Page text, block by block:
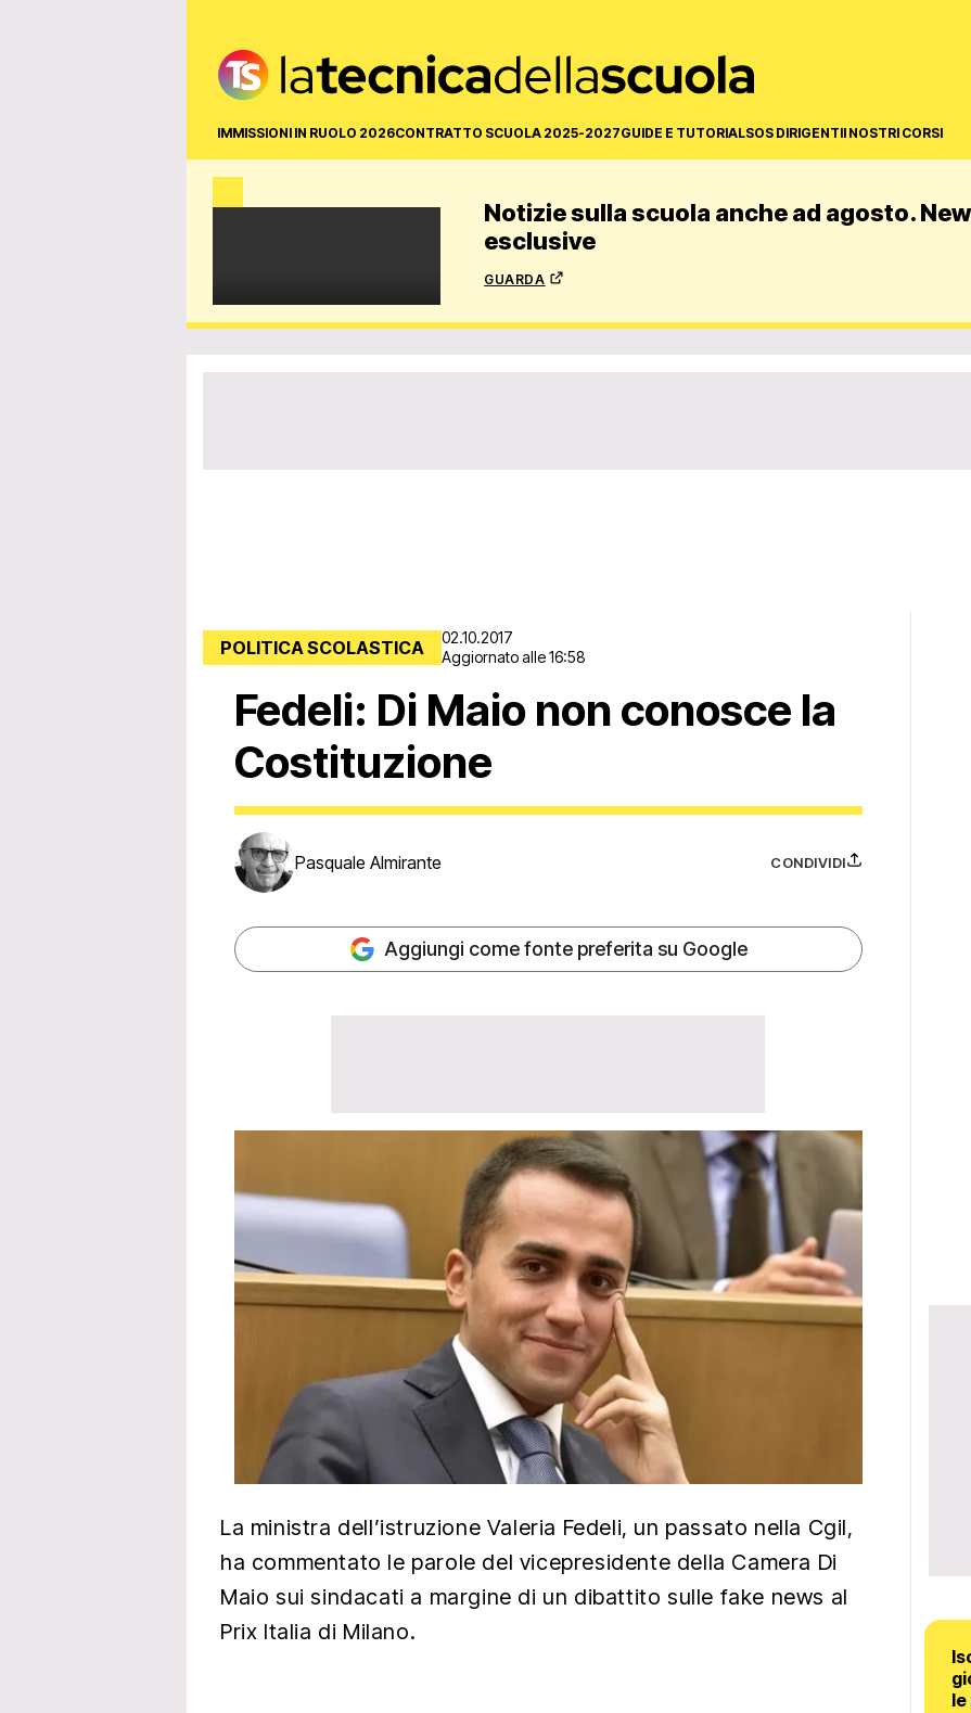
IMMISSIONI IN RUOLO 2026CONTRATTO SCUOLA 2025-2027GUIDE E TUTORIALSOS DIRIGENTII NOSTRI CORSI
Notizie sulla scuola anche ad agosto.
esclusive
guarda
POLITICA SCOLASTICA
02.10.2017
Aggiornato alle 16:58
Fedeli: Di Maio non conosce la
Costituzione
Pasquale Almirante CONDIVIDI
Aggiungi come fonte preferita su Google
La ministra dell’istruzione Valeria Fedeli, un passato nella Cgil,
ha commentato le parole del vicepresidente della Camera Di
Maio sui sindacati a margine di un dibattito sulle fake news al
Prix Italia di Milano.